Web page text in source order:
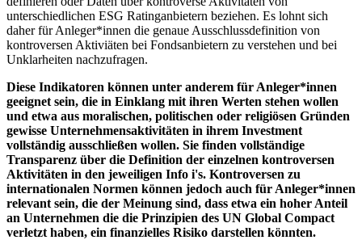
unterschiedlichen ESG Ratinganbietern beziehen. Es lohnt sich
daher für Anleger*innen die genaue Ausschlussdefinition von
kontroversen Aktiviäten bei Fondsanbietern zu verstehen und bei
Unklarheiten nachzufragen.
Diese Indikatoren können unter anderem für Anleger*innen
geeignet sein, die in Einklang mit ihren Werten stehen wollen
und etwa aus moralischen, politischen oder religiösen Gründen
gewisse Unternehmensaktivitäten in ihrem Investment
vollständig ausschließen wollen. Sie finden vollständige
Transparenz über die Definition der einzelnen kontroversen
Aktivitäten in den jeweiligen Info i's. Kontroversen zu
internationalen Normen können jedoch auch für Anleger*innen
relevant sein, die der Meinung sind, dass etwa ein hoher Anteil
an Unternehmen die die Prinzipien des UN Global Compact
verletzt haben, ein finanzielles Risiko darstellen könnten.